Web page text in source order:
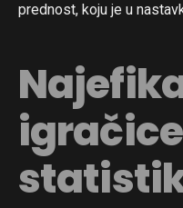
prednost, koju je u